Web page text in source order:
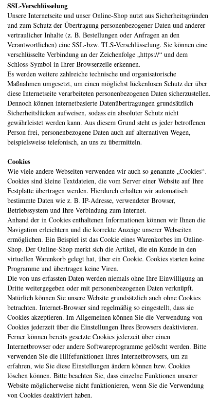
SSL-Verschlüsselung
Unsere Internetseite und unser Online-Shop nutzt aus Sicherheitsgründen
und zum Schutz der Übertragung personenbezogener Daten und anderer
vertraulicher Inhalte (z. B. Bestellungen oder Anfragen an den
Verantwortlichen) eine SSL-bzw. TLS-Verschlüsselung. Sie können eine
verschlüsselte Verbindung an der Zeichenfolge „https://“ und dem
Schloss-Symbol in Ihrer Browserzeile erkennen.
Es werden weitere zahlreiche technische und organisatorische
Maßnahmen umgesetzt, um einen möglichst lückenlosen Schutz der über
diese Internetseite verarbeiteten personenbezogenen Daten sicherzustellen.
Dennoch können internetbasierte Datenübertragungen grundsätzlich
Sicherheitslücken aufweisen, sodass ein absoluter Schutz nicht
gewährleistet werden kann. Aus diesem Grund steht es jeder betroffenen
Person frei, personenbezogene Daten auch auf alternativen Wegen,
beispielsweise telefonisch, an uns zu übermitteln.
Cookies
Wie viele andere Webseiten verwenden wir auch so genannte „Cookies“.
Cookies sind kleine Textdateien, die vom Server einer Website auf Ihre
Festplatte übertragen werden. Hierdurch erhalten wir automatisch
bestimmte Daten wie z. B. IP-Adresse, verwendeter Browser,
Betriebssystem und Ihre Verbindung zum Internet.
Anhand der in Cookies enthaltenen Informationen können wir Ihnen die
Navigation erleichtern und die korrekte Anzeige unserer Webseiten
ermöglichen. Ein Beispiel ist das Cookie eines Warenkorbes im Online-
Shop. Der Online-Shop merkt sich die Artikel, die ein Kunde in den
virtuellen Warenkorb gelegt hat, über ein Cookie. Cookies starten keine
Programme und übertragen keine Viren.
Die von uns erfassten Daten werden niemals ohne Ihre Einwilligung an
Dritte weitergegeben oder mit personenbezogenen Daten verknüpft.
Natürlich können Sie unsere Website grundsätzlich auch ohne Cookies
betrachten. Internet-Browser sind regelmäßig so eingestellt, dass sie
Cookies akzeptieren. Im Allgemeinen können Sie die Verwendung von
Cookies jederzeit über die Einstellungen Ihres Browsers deaktivieren.
Ferner können bereits gesetzte Cookies jederzeit über einen
Internetbrowser oder andere Softwareprogramme gelöscht werden. Bitte
verwenden Sie die Hilfefunktionen Ihres Internetbrowsers, um zu
erfahren, wie Sie diese Einstellungen ändern können bzw. Cookies
löschen können. Bitte beachten Sie, dass einzelne Funktionen unserer
Website möglicherweise nicht funktionieren, wenn Sie die Verwendung
von Cookies deaktiviert haben.